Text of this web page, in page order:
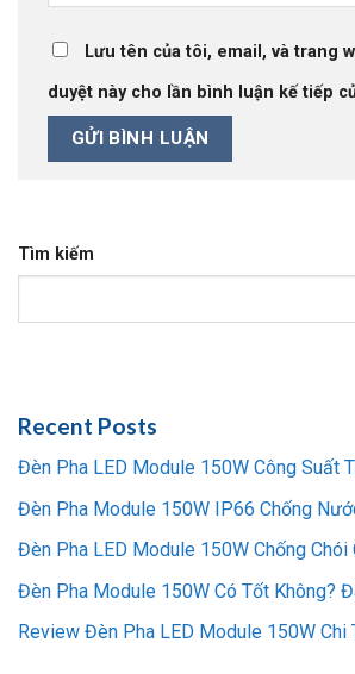
Lưu tên của tôi, email, và trang
duyệt này cho lần bình luận kế tiếp
Tìm kiếm
Recent Posts
Đèn Pha LED Module 150W Công Suất
Đèn Pha Module 150W IP66 Chống
Đèn Pha LED Module 150W Chống Chói
Đèn Pha Module 150W Có Tốt Không?
Review Đèn Pha LED Module 150W Chi